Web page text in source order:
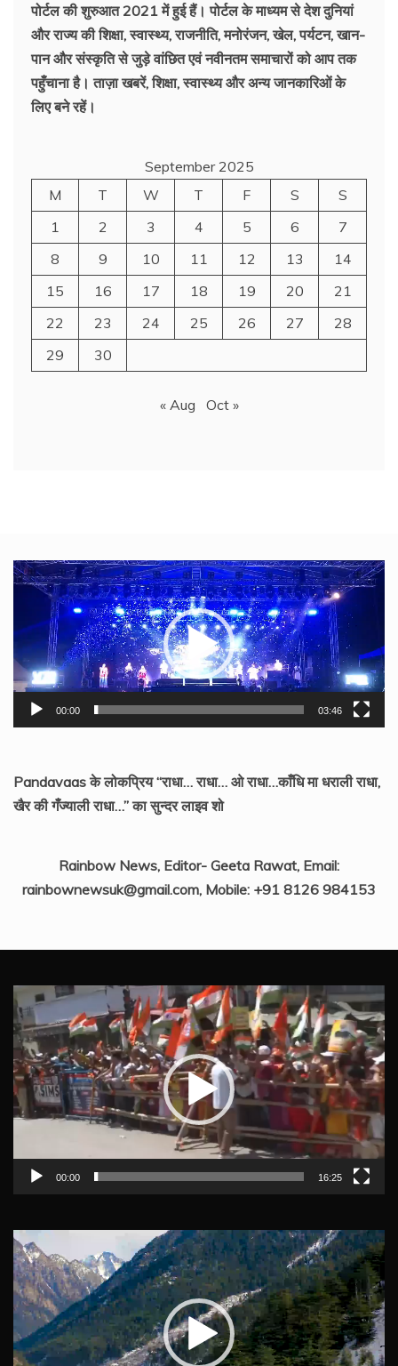
पोर्टल की शुरुआत 2021 में हुई हैं। पोर्टल के माध्यम से देश दुनियां
और राज्य की शिक्षा, स्वास्थ्य, राजनीति, मनोरंजन, खेल, पर्यटन, खान-
पान और संस्कृति से जुड़े वांछित एवं नवीनतम समाचारों को आप तक
पहुँचाना है। ताज़ा खबरें, शिक्षा, स्वास्थ्य और अन्य जानकारिओं के
लिए बने रहें।
September 2025
M
T W T F S
S
1
2 3 4 5 6
7
8
9 10 11 12 13
14
15
16 17 18 19 20
21
22
23 24 25 26 27
28
29
30
« Aug Oct »
Video
Player
00:00 03:46
Pandavaas के लोकप्रिय “राधा… राधा… ओ राधा…काँधि मा धराली राधा,
खैर की गँज्याली राधा…” का सुन्दर लाइव शो
Rainbow News, Editor- Geeta Rawat, Email:
rainbownewsuk@gmail.com, Mobile: +91 8126 984153
Video
Player
00:00 16:25
Video
Player